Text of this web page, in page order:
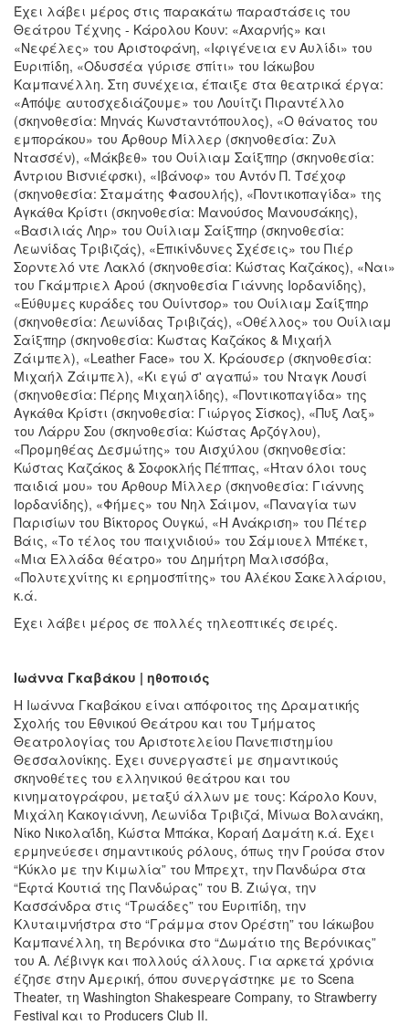
Έχει λάβει μέρος στις παρακάτω παραστάσεις του
Θεάτρου Τέχνης - Κάρολου Κουν: «Αxαρνής» και
«Νεφέλες» του Αριστοφάνη, «Ιφιγένεια εν Αυλίδι» του
Ευριπίδη, «Οδυσσέα γύρισε σπίτι» του Ιάκωβου
Καμπανέλλη. Στη συνέχεια, έπαιξε στα θεατρικά έργα:
«Aπόψε αυτοσχεδιάζουμε» του Λουίτζι Πιραντέλλο
(σκηνοθεσία: Μηνάς Κωνσταντόπουλος), «Ο θάνατος του
εμποράκου» του Άρθουρ Μίλλερ (σκηνοθεσία: Ζυλ
Ντασσέν), «Μάκβεθ» του Ουίλιαμ Σαίξπηρ (σκηνοθεσία:
Άντριου Βισνιέφσκι), «Ιβάνοφ» του Αντόν Π. Τσέχοφ
(σκηνοθεσία: Σταμάτης Φασουλής), «Ποντικοπαγίδα» της
Αγκάθα Κρίστι (σκηνοθεσία: Μανούσος Μανουσάκης),
«Βασιλιάς Ληρ» του Ουίλιαμ Σαίξπηρ (σκηνοθεσία:
Λεωνίδας Τριβιζάς), «Επικίνδυνες Σχέσεις» του Πιέρ
Σορντελό ντε Λακλό (σκηνοθεσία: Κώστας Καζάκος), «Ναι»
του Γκάμπριελ Αρού (σκηνοθεσία Γιάννης Ιορδανίδης),
«Εύθυμες κυράδες του Ουίντσορ» του Ουίλιαμ Σαίξπηρ
(σκηνοθεσία: Λεωνίδας Τριβιζάς), «Οθέλλος» του Ουίλιαμ
Σαίξπηρ (σκηνοθεσία: Κωστας Καζάκος & Μιχαήλ
Ζάιμπελ), «Leather Face» του Χ. Κράουσερ (σκηνοθεσία:
Μιχαήλ Ζάιμπελ), «Κι εγώ σ' αγαπώ» του Νταγκ Λουσί
(σκηνοθεσία: Πέρης Μιχαηλίδης), «Ποντικοπαγίδα» της
Αγκάθα Κρίστι (σκηνοθεσία: Γιώργος Σίσκος), «Πυξ Λαξ»
του Λάρρυ Σου (σκηνοθεσία: Κώστας Αρζόγλου),
«Προμηθέας Δεσμώτης» του Αισχύλου (σκηνοθεσία:
Κώστας Καζάκος & Σοφοκλής Πέππας, «Ήταν όλοι τους
παιδιά μου» του Άρθουρ Μίλλερ (σκηνοθεσία: Γιάννης
Ιορδανίδης), «Φήμες» του Νηλ Σάιμον, «Παναγία των
Παρισίων του Βίκτορος Ουγκώ, «Η Ανάκριση» του Πέτερ
Βάις, «Το τέλος του παιχνιδιού» του Σάμιουελ Μπέκετ,
«Μια Ελλάδα θέατρο» του Δημήτρη Μαλισσόβα,
«Πολυτεχνίτης κι ερημοσπίτης» του Αλέκου Σακελλάριου,
κ.ά.
Έχει λάβει μέρος σε πολλές τηλεοπτικές σειρές.
Ιωάννα Γκαβάκου | ηθοποιός
Η Ιωάννα Γκαβάκου είναι απόφοιτος της Δραματικής
Σχολής του Εθνικού Θεάτρου και του Τμήματος
Θεατρολογίας του Αριστοτελείου Πανεπιστημίου
Θεσσαλονίκης. Έχει συνεργαστεί με σημαντικούς
σκηνοθέτες του ελληνικού θεάτρου και του
κινηματογράφου, μεταξύ άλλων με τους: Κάρολο Κουν,
Μιχάλη Κακογιάννη, Λεωνίδα Τριβιζά, Μίνωα Βολανάκη,
Νίκο Νικολαΐδη, Κώστα Μπάκα, Κοραή Δαμάτη κ.ά. Έχει
ερμηνεύεσει σημαντικούς ρόλους, όπως την Γρούσα στον
“Κύκλο με την Κιμωλία” του Μπρεχτ, την Πανδώρα στα
“Εφτά Κουτιά της Πανδώρας” του Β. Ζιώγα, την
Κασσάνδρα στις “Τρωάδες” του Ευριπίδη, την
Κλυταιμνήστρα στο “Γράμμα στον Ορέστη” του Ιάκωβου
Καμπανέλλη, τη Βερόνικα στο “Δωμάτιο της Βερόνικας”
του Α. Λέβινγκ και πολλούς άλλους. Για αρκετά χρόνια
έζησε στην Αμερική, όπου συνεργάστηκε με το Scena
Theater, τη Washington Shakespeare Company, το Strawberry
Festival και το Producers Club II.